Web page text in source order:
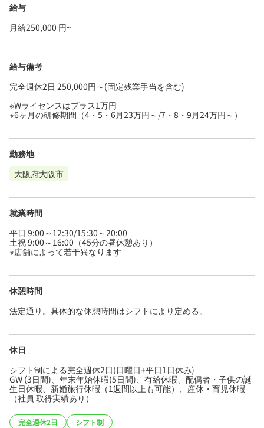
給与
月給250,000 円~
給与備考
完全週休2日 250,000円～(固定残業手当を含む)
※Wライセンスはプラス1万円
※6ヶ月の研修期間（4・5・6月23万円～/7・8・9月24万円～）
勤務地
大阪府大阪市
就業時間
平日 9:00～12:30/15:30～20:00
土祝 9:00～16:00（45分の昼休憩あり）
※店舗によって若干異なります
休憩時間
法定通り。具体的な休憩時間はシフトにより定める。
休日
シフト制による完全週休2日(日曜日+平日1日休み)
GW (3日間)、年末年始休暇(5日間)、有給休暇、配偶者・子供の誕
生日休暇、新婚旅行休暇（1週間以上も可能）、産休・育児休暇
（社員 取得実績あり）
完全週休2日 シフト制